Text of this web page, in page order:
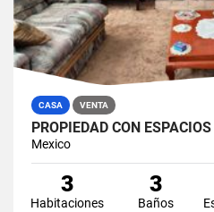
CASA VENTA
PROPIEDAD CON
Mexico
3
Habitaciones
3
Baños